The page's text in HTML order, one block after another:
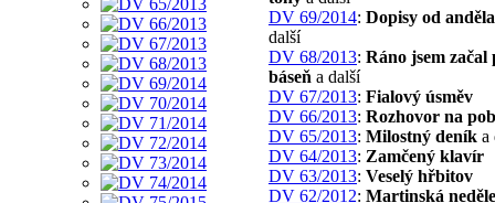
DV 69/2014: Dopisy od
další
DV 68/2013: Ráno jsem začal
báseň a další
DV 67/2013: Fialový úsměv
DV 66/2013: Rozhovor na
DV 65/2013: Milostný deník a
DV 64/2013: Zamčený klavír
DV 63/2013: Veselý hřbitov
DV 62/2012: Martinská